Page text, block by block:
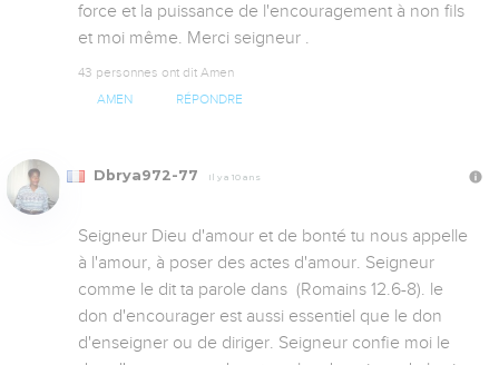
force et la puissance de l'encouragement à non fils
et moi même. Merci seigneur .
43 personnes ont dit Amen
AMEN RÉPONDRE
Dbrya972-77 Il y a 10 ans
Seigneur Dieu d'amour et de bonté tu nous appelle
à l'amour, à poser des actes d'amour. Seigneur
comme le dit ta parole dans  (Romains 12.6-8). le
don d'encourager est aussi essentiel que le don
d'enseigner ou de diriger. Seigneur confie moi le